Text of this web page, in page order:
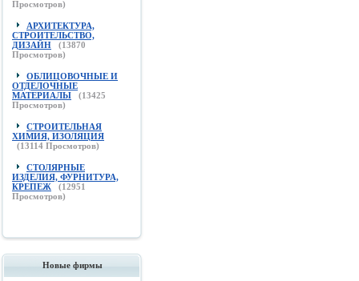
Просмотров)
АРХИТЕКТУРА,
СТРОИТЕЛЬСТВО,
ДИЗАЙН
(13870
Просмотров)
ОБЛИЦОВОЧНЫЕ И
ОТДЕЛОЧНЫЕ
МАТЕРИАЛЫ
(13425
Просмотров)
СТРОИТЕЛЬНАЯ
ХИМИЯ, ИЗОЛЯЦИЯ
(13114 Просмотров)
СТОЛЯРНЫЕ
ИЗДЕЛИЯ, ФУРНИТУРА,
КРЕПЕЖ
(12951
Просмотров)
Новые фирмы